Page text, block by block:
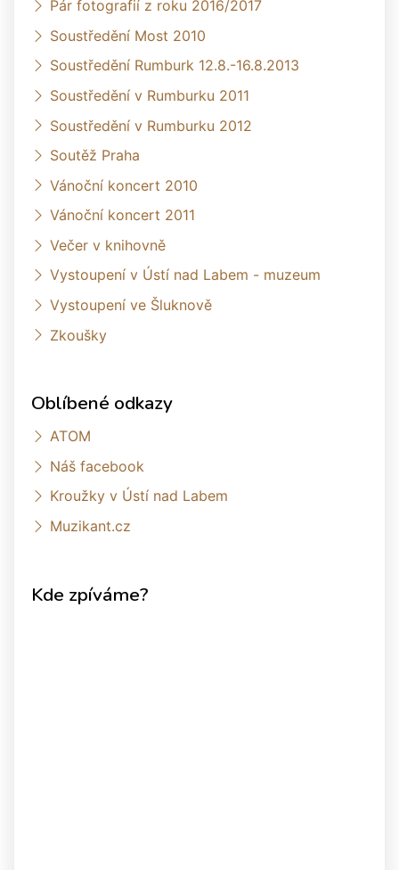
Pár fotografií z roku 2016/2017
Soustředění Most 2010
Soustředění Rumburk 12.8.-16.8.2013
Soustředění v Rumburku 2011
Soustředění v Rumburku 2012
Soutěž Praha
Vánoční koncert 2010
Vánoční koncert 2011
Večer v knihovně
Vystoupení v Ústí nad Labem - muzeum
Vystoupení ve Šluknově
Zkoušky
Oblíbené odkazy
ATOM
Náš facebook
Kroužky v Ústí nad Labem
Muzikant.cz
Kde zpíváme?